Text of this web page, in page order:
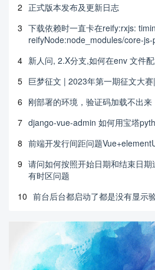
2 正式版本发布及更新日志
3 下载依赖时一直卡在reify:rxjs:
reifyNode:node_modules/core-
4 新人问, 2.X分支,如何在env 文件
5 巨梦征文 | 2023年第一期征文大
6 刚部署的环境，验证码加载不出来
7 django-vue-admin 如何用宝塔
8 前端开发行间距问题
9 请问如何按照开始日期和结束日
有时区问题
10 前台后台都启动了都是没有显示